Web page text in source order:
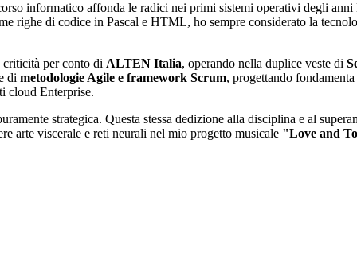
informatico affonda le radici nei primi sistemi operativi degli
righe di codice in Pascal e HTML, ho sempre considerato la
per conto di ALTEN Italia, operando nella duplice veste di
di metodologie Agile e framework Scrum, progettando
cloud Enterprise.
strategica. Questa stessa dedizione alla disciplina e al
arte viscerale e reti neurali nel mio progetto musicale "Love and